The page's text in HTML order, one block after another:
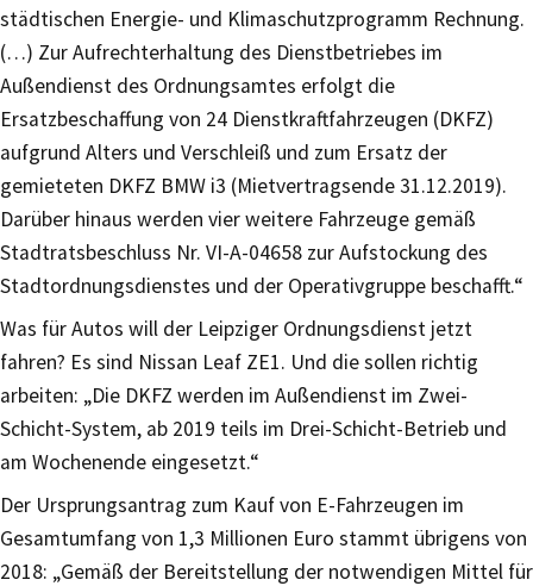
städtischen Energie- und Klimaschutzprogramm Rechnung.
(…) Zur Aufrechterhaltung des Dienstbetriebes im
Außendienst des Ordnungsamtes erfolgt die
Ersatzbeschaffung von 24 Dienstkraftfahrzeugen (DKFZ)
aufgrund Alters und Verschleiß und zum Ersatz der
gemieteten DKFZ BMW i3 (Mietvertragsende 31.12.2019).
Darüber hinaus werden vier weitere Fahrzeuge gemäß
Stadtratsbeschluss Nr. VI-A-04658 zur Aufstockung des
Stadtordnungsdienstes und der Operativgruppe beschafft.“
Was für Autos will der Leipziger Ordnungsdienst jetzt
fahren? Es sind Nissan Leaf ZE1. Und die sollen richtig
arbeiten: „Die DKFZ werden im Außendienst im Zwei-
Schicht-System, ab 2019 teils im Drei-Schicht-Betrieb und
am Wochenende eingesetzt.“
Der Ursprungsantrag zum Kauf von E-Fahrzeugen im
Gesamtumfang von 1,3 Millionen Euro stammt übrigens von
2018: „Gemäß der Bereitstellung der notwendigen Mittel für